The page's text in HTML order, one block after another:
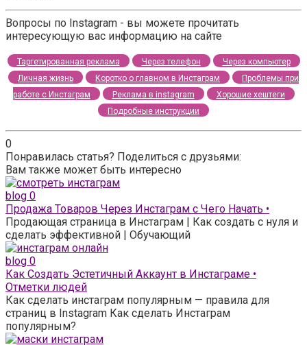
Вопросы по Instagram - вы можете прочитать
интересующую вас информацию на сайте
Таргетированная реклама Через телефон
Через компьютер
Личная жизнь
Коротко о главном в Инстаграм
Проблемы при
работе с Инстаграм
Реклама в instagram
Хорошие хештеги
Подробные инструкции
0
Понравилась статья? Поделиться с друзьями:
Вам также может быть интересно
blog 0
Продажа Товаров Через Инстаграм с Чего Начать •
Продающая страница в Инстаграм | Как создать с нуля и
сделать эффективной | Обучающий
blog 0
Как Создать Эстетичный Аккаунт в Инстаграме •
Отметки людей
Как сделать инстаграм популярным — правила для
страниц в Instagram Как сделать Инстаграм
популярным?